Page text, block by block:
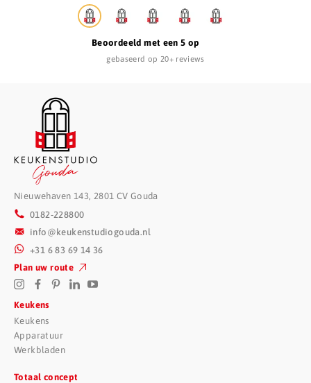
Beoordeeld met een 5 op
gebaseerd op 20+ reviews
Nieuwehaven 143, 2801 CV Gouda
0182-228800
info@keukenstudiogouda.nl
+31 6 83 69 14 36
Plan uw route
Keukens
Keukens
Apparatuur
Werkbladen
Totaal concept